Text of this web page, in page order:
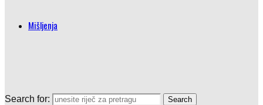
Mišljenja
Search for: Search